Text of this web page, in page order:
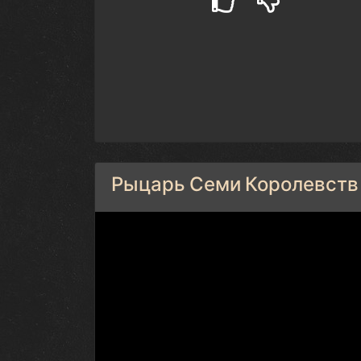
Рыцарь Семи Королевств